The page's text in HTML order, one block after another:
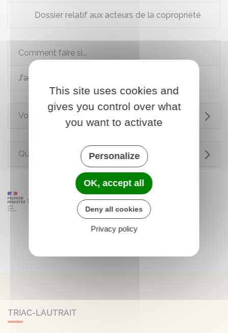
Dossier relatif aux acteurs de la copropriété
Comment faire si...
J'achète un logement
Voir aussi
Questions ? Réponses !
TRIAC-LAUTRAIT
This site uses cookies and
gives you control over what
you want to activate
Personalize
OK, accept all
Deny all cookies
Privacy policy